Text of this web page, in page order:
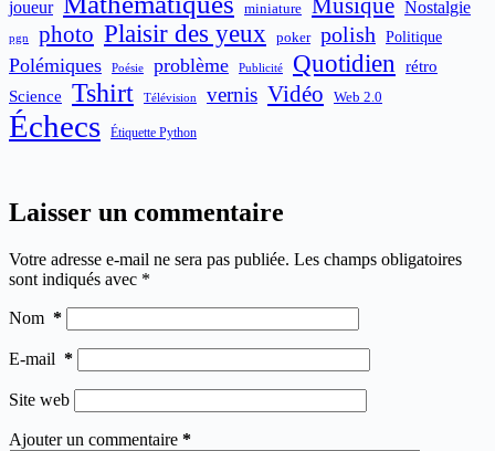
joueur miniature Musique Nostalgie
pgn photo Plaisir des yeux poker polish Politique
Polémiques Poésie problème Publicité Quotidien
rétro
Science
Tshirt Télévision vernis Vidéo Web 2.0
Échecs Étiquette Python
Laisser un commentaire
Votre adresse e-mail ne sera pas publiée. Les champs obligatoires
sont indiqués avec *
Nom *
E-mail *
Site web
Ajouter un commentaire *